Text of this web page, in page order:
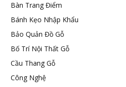
Bàn Trang Điểm
Bánh Kẹo Nhập Khẩu
Bảo Quản Đồ Gỗ
Bố Trí Nội Thất Gỗ
Cầu Thang Gỗ
Công Nghệ